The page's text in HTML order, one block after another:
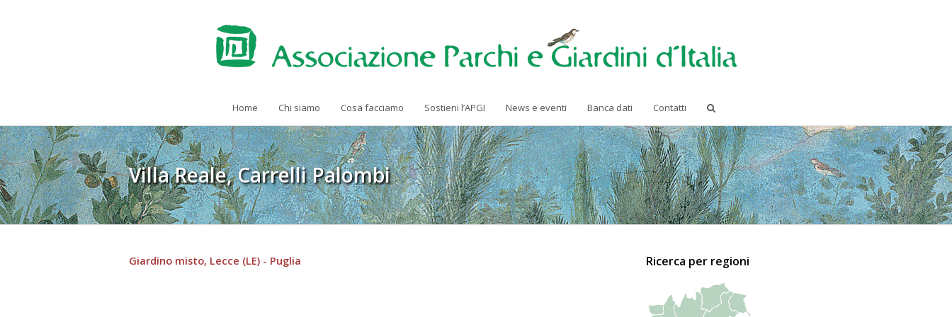
Home Chi siamo Cosa facciamo Sostieni l’APGI News e eventi Banca dati Contatti
Villa Reale, Carrelli Palombi
Giardino misto, Lecce (LE) - Puglia Ricerca per regioni